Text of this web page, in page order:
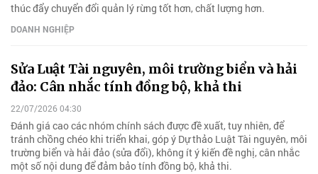
thúc đẩy chuyển đổi quản lý rừng tốt hơn, chất lượng hơn.
DOANH NGHIỆP
Sửa Luật Tài nguyên, môi trường biển và hải
đảo: Cân nhắc tính đồng bộ, khả thi
22/07/2026 04:30
Đánh giá cao các nhóm chính sách được đề xuất, tuy nhiên, để
tránh chồng chéo khi triển khai, góp ý Dự thảo Luật Tài nguyên, môi
trường biển và hải đảo (sửa đổi), không ít ý kiến đề nghị, cân nhắc
một số nội dung để đảm bảo tính đồng bộ, khả thi.